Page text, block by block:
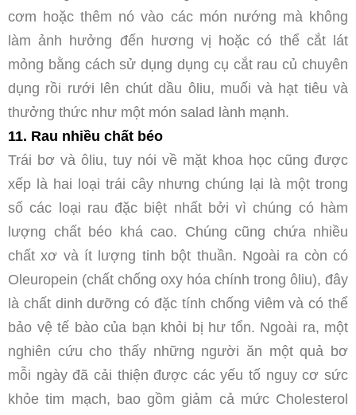
cơm hoặc thêm nó vào các món nướng mà không
làm ảnh hưởng đến hương vị hoặc có thể cắt lát
mỏng bằng cách sử dụng dụng cụ cắt rau củ chuyên
dụng rồi rưới lên chút dầu ôliu, muối và hạt tiêu và
thưởng thức như một món salad lành mạnh.
11. Rau nhiều chất béo
Trái bơ và ôliu, tuy nói về mặt khoa học cũng được
xếp là hai loại trái cây nhưng chúng lại là một trong
số các loại rau đặc biệt nhất bởi vì chúng có hàm
lượng chất béo khá cao. Chúng cũng chứa nhiều
chất xơ và ít lượng tinh bột thuần. Ngoài ra còn có
Oleuropein (chất chống oxy hóa chính trong ôliu), đây
là chất dinh dưỡng có đặc tính chống viêm và có thể
bảo vệ tế bào của bạn khỏi bị hư tổn. Ngoài ra, một
nghiên cứu cho thấy những người ăn một quả bơ
mỗi ngày đã cải thiện được các yếu tố nguy cơ sức
khỏe tim mạch, bao gồm giảm cả mức Cholesterol